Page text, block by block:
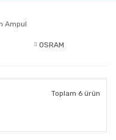
Ampul
OSRAM
Toplam 6 ürün